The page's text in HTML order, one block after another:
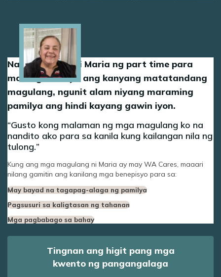
Nagtatrabaho si Maria ng part time para
maalagaan niya ang kanyang matatandang
magulang, ngunit alam niyang maraming
pamilya ang hindi kayang gawin iyon.
Gusto kong malaman ng mga magulang ko na
nandito ako para sa kanila kung kailangan nila ng
tulong.
Kung ang mga magulang ni Maria ay may WA Cares, maaari
nilang gamitin ang kanilang mga benepisyo para sa:
May bayad na tagapag-alaga ng pamilya
Pagsusuri sa kaligtasan ng tahanan
Mga pagbabago sa bahay
Image
Tingnan ang higit pang mga
kwento ng pangangalaga